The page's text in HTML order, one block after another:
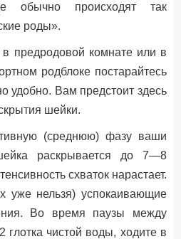
обычно происходят так
роды».
предродовой комнате или в
родблоке постарайтесь
удобно. Вам предстоит здесь
шейки.
(среднюю) фазу ваши
раскрывается до 7—8
схваток нарастает.
уже нельзя) успокаивающие
Во время паузы между
глотка чистой воды, ходите в